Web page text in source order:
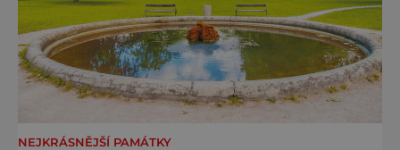
NEJKRÁSNĚJŠÍ PAMÁTKY